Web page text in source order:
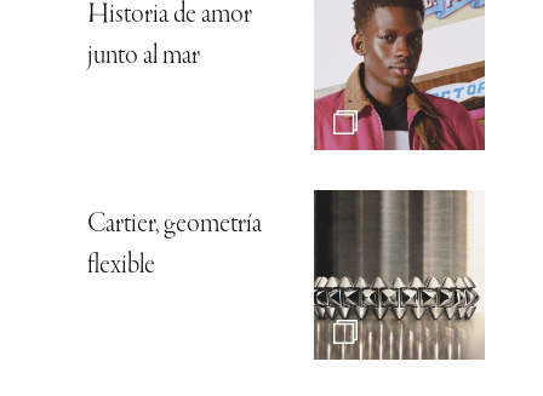
Historia de amor
junto al mar
Cartier, geometría
flexible